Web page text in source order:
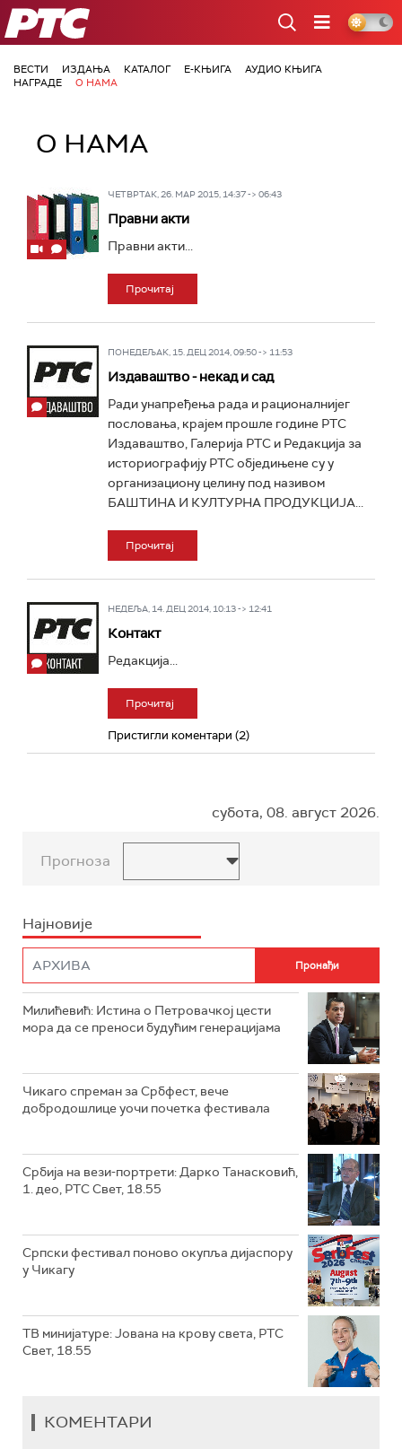
РТС
ВЕСТИ ИЗДАЊА КАТАЛОГ Е-КЊИГА
АУДИО КЊИГА
НАГРАДЕ
О НАМА
О НАМА
ЧЕТВРТАК, 26. МАР 2015, 14:37 -> 06:43
Правни акти
Правни акти...
Прочитај
ПОНЕДЕЉАК, 15. ДЕЦ 2014, 09:50 -> 11:53
Издаваштво - некад и сад
Ради унапређења рада и рационалнијег
пословања, крајем прошле године РТС
Издаваштво, Галерија РТС и Редакција за
историографију РТС обједињене су у
организациону целину под називом
БАШТИНА И КУЛТУРНА ПРОДУКЦИЈА...
Прочитај
НЕДЕЉА, 14. ДЕЦ 2014, 10:13 -> 12:41
Контакт
Редакција...
Прочитај
Пристигли коментари (2)
субота, 08. август 2026.
Прогноза
Најновије
Милићевић: Истина о Петровачкој цести
мора да се преноси будућим генерацијама
Чикаго спреман за Србфест, вече
добродошлице уочи почетка фестивала
Србија на вези-портрети: Дарко Танасковић,
1. део, РТС Свет, 18.55
Српски фестивал поново окупља дијаспору
у Чикагу
ТВ минијатуре: Јована на крову света, РТС
Свет, 18.55
КОМЕНТАРИ